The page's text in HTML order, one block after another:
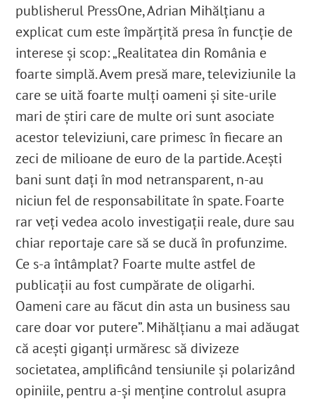
publisherul PressOne, Adrian Mihălțianu a
explicat cum este împărțită presa în funcție de
interese și scop: „Realitatea din România e
foarte simplă. Avem presă mare, televiziunile la
care se uită foarte mulți oameni și site-urile
mari de știri care de multe ori sunt asociate
acestor televiziuni, care primesc în fiecare an
zeci de milioane de euro de la partide. Acești
bani sunt dați în mod netransparent, n-au
niciun fel de responsabilitate în spate. Foarte
rar veți vedea acolo investigații reale, dure sau
chiar reportaje care să se ducă în profunzime.
Ce s-a întâmplat? Foarte multe astfel de
publicații au fost cumpărate de oligarhi.
Oameni care au făcut din asta un business sau
care doar vor putere”. Mihălțianu a mai adăugat
că acești giganți urmăresc să divizeze
societatea, amplificând tensiunile și polarizând
opiniile, pentru a-și menține controlul asupra